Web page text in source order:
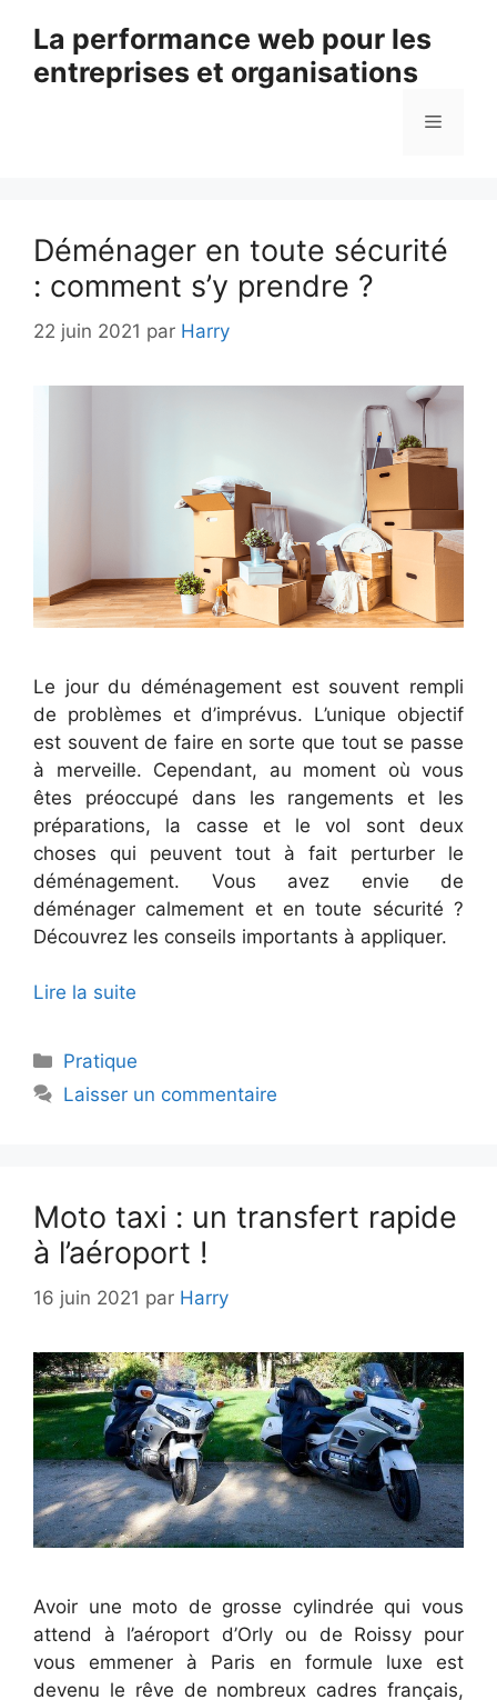
contenu
La performance web pour les
entreprises et organisations
Menu
Déménager en toute sécurité
: comment s’y prendre ?
22 juin 2021 par Harry
Le jour du déménagement est souvent rempli
de problèmes et d’imprévus. L’unique objectif
est souvent de faire en sorte que tout se passe
à merveille. Cependant, au moment où vous
êtes préoccupé dans les rangements et les
préparations, la casse et le vol sont deux
choses qui peuvent tout à fait perturber le
déménagement. Vous avez envie de
déménager calmement et en toute sécurité ?
Découvrez les conseils importants à appliquer.
Lire la suite
Catégories
Pratique
Laisser un commentaire
Moto taxi : un transfert rapide
à l’aéroport !
16 juin 2021 par Harry
Avoir une moto de grosse cylindrée qui vous
attend à l’aéroport d’Orly ou de Roissy pour
vous emmener à Paris en formule luxe est
devenu le rêve de nombreux cadres français,